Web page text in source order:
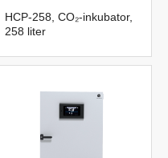
HCP-258, CO₂-inkubator,
258 liter